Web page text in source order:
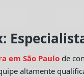
em São Paulo de
altamente